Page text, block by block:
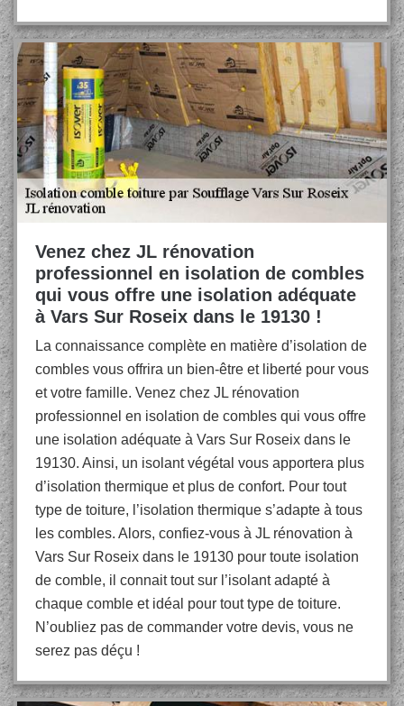
Venez chez JL rénovation
professionnel en isolation de combles
qui vous offre une isolation adéquate
à Vars Sur Roseix dans le 19130 !
La connaissance complète en matière d’isolation de
combles vous offrira un bien-être et liberté pour vous
et votre famille. Venez chez JL rénovation
professionnel en isolation de combles qui vous offre
une isolation adéquate à Vars Sur Roseix dans le
19130. Ainsi, un isolant végétal vous apportera plus
d’isolation thermique et plus de confort. Pour tout
type de toiture, l’isolation thermique s’adapte à tous
les combles. Alors, confiez-vous à JL rénovation à
Vars Sur Roseix dans le 19130 pour toute isolation
de comble, il connait tout sur l’isolant adapté à
chaque comble et idéal pour tout type de toiture.
N’oubliez pas de commander votre devis, vous ne
serez pas déçu !